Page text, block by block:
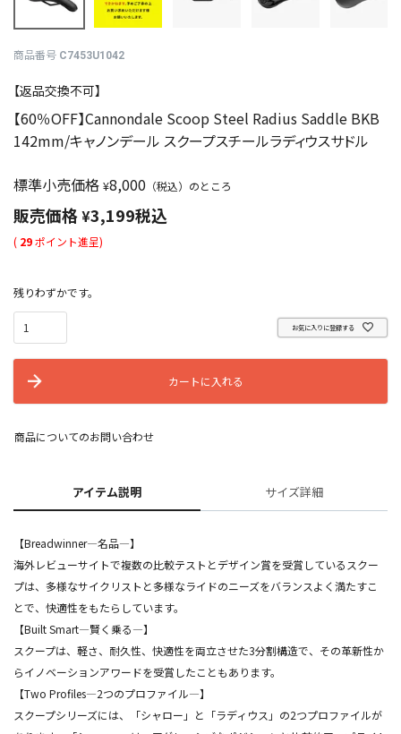
商品番号 C7453U1042
【返品交換不可】
【60％OFF】Cannondale Scoop Steel Radius Saddle BKB
142mm/キャノンデール スクープスチールラディウスサドル
標準小売価格 ¥8,000 （税込）のところ
販売価格¥3,199税込
( 29ポイント進呈)
残りわずかです。
お気に入りに登録する
カートに入れる
商品についてのお問い合わせ
アイテム説明 サイズ詳細
【Breadwinner―名品―】
海外レビューサイトで複数の比較テストとデザイン賞を受賞しているスクー
プは、多様なサイクリストと多様なライドのニーズをバランスよく満たすこ
とで、快適性をもたらしています。
【Built Smart―賢く乗る―】
スクープは、軽さ、耐久性、快適性を両立させた3分割構造で、その革新性か
らイノベーションアワードを受賞したこともあります。
【Two Profiles―2つのプロファイル―】
スクープシリーズには、「シャロー」と「ラディウス」の2つプロファイルが